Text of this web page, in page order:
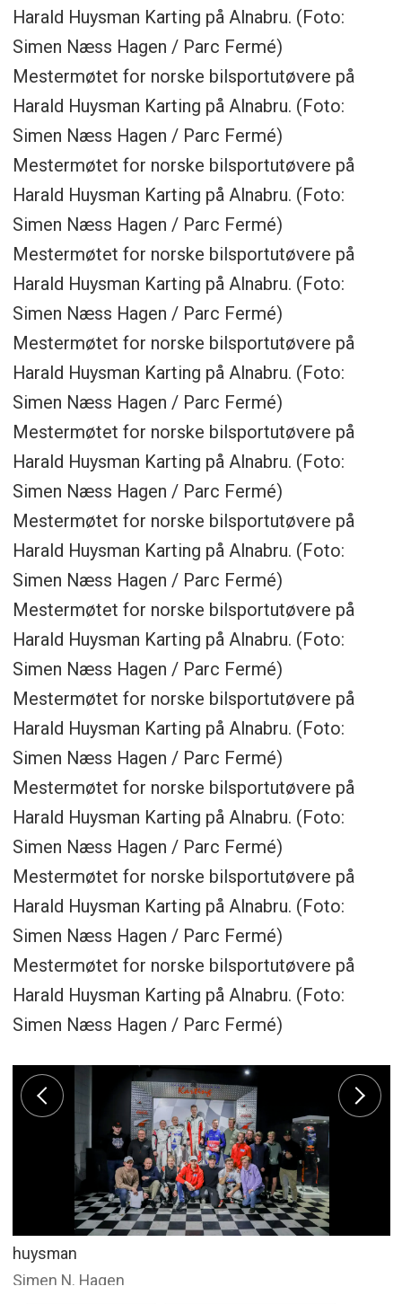
Harald Huysman Karting på Alnabru. (Foto:
Simen Næss Hagen / Parc Fermé)
Mestermøtet for norske bilsportutøvere på
Harald Huysman Karting på Alnabru. (Foto:
Simen Næss Hagen / Parc Fermé)
Mestermøtet for norske bilsportutøvere på
Harald Huysman Karting på Alnabru. (Foto:
Simen Næss Hagen / Parc Fermé)
Mestermøtet for norske bilsportutøvere på
Harald Huysman Karting på Alnabru. (Foto:
Simen Næss Hagen / Parc Fermé)
Mestermøtet for norske bilsportutøvere på
Harald Huysman Karting på Alnabru. (Foto:
Simen Næss Hagen / Parc Fermé)
Mestermøtet for norske bilsportutøvere på
Harald Huysman Karting på Alnabru. (Foto:
Simen Næss Hagen / Parc Fermé)
Mestermøtet for norske bilsportutøvere på
Harald Huysman Karting på Alnabru. (Foto:
Simen Næss Hagen / Parc Fermé)
Mestermøtet for norske bilsportutøvere på
Harald Huysman Karting på Alnabru. (Foto:
Simen Næss Hagen / Parc Fermé)
Mestermøtet for norske bilsportutøvere på
Harald Huysman Karting på Alnabru. (Foto:
Simen Næss Hagen / Parc Fermé)
Mestermøtet for norske bilsportutøvere på
Harald Huysman Karting på Alnabru. (Foto:
Simen Næss Hagen / Parc Fermé)
Mestermøtet for norske bilsportutøvere på
Harald Huysman Karting på Alnabru. (Foto:
Simen Næss Hagen / Parc Fermé)
Mestermøtet for norske bilsportutøvere på
Harald Huysman Karting på Alnabru. (Foto:
Simen Næss Hagen / Parc Fermé)
huysman
Simen N. Hagen